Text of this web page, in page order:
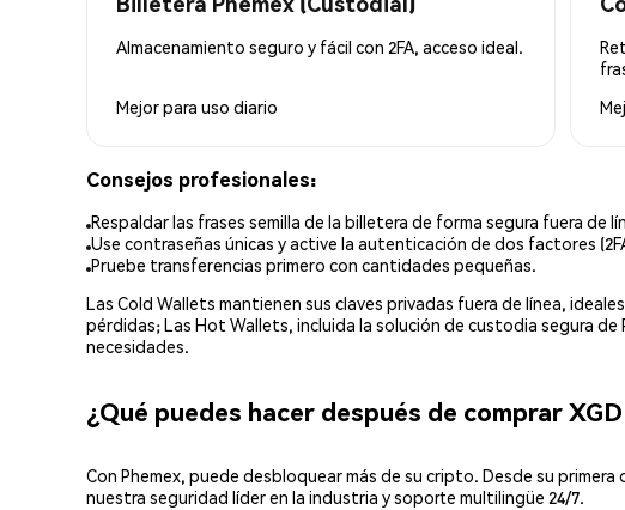
Almacenamiento seguro y fácil con 2FA, acceso ideal.
Mejor para uso diario
Consejos profesionales:
Respaldar las frases semilla de la billetera de forma segura fuera de
Use contraseñas únicas y active la autenticación de dos factores
Pruebe transferencias primero con cantidades pequeñas.
Las Cold Wallets mantienen sus claves privadas fuera de línea,
pérdidas; Las Hot Wallets, incluida la solución de custodia segura
necesidades.
¿Qué puedes hacer después de comprar
Con Phemex, puede desbloquear más de su cripto. Desde su
nuestra seguridad líder en la industria y soporte multilingüe 24/7.